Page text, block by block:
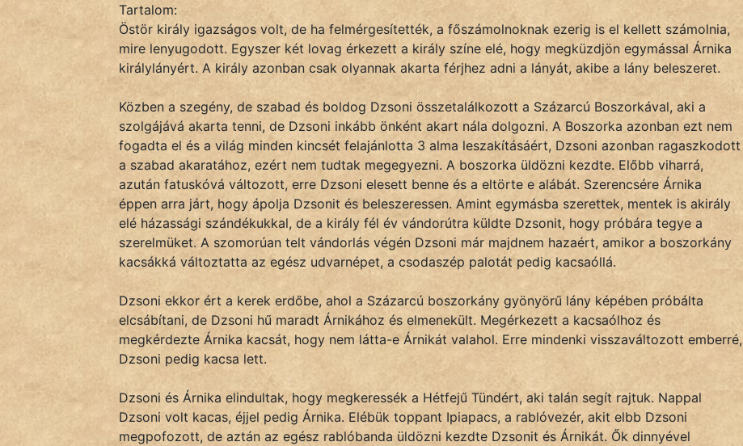
Regény
Vers
KÖZMONDÁS
Tartalom:
Östör király igazságos volt, de ha felmérgesítették, a főszámolnoknak ezerig is el kellett számolnia,
mire lenyugodott. Egyszer két lovag érkezett a király színe elé, hogy megküzdjön egymással Árnika
királylányért. A király azonban csak olyannak akarta férjhez adni a lányát, akibe a lány beleszeret.
Közben a szegény, de szabad és boldog Dzsoni összetalálkozott a Százarcú Boszorkával, aki a
szolgájává akarta tenni, de Dzsoni inkább önként akart nála dolgozni. A Boszorka azonban ezt nem
fogadta el és a világ minden kincsét felajánlotta 3 alma leszakításáért, Dzsoni azonban ragaszkodott
a szabad akaratához, ezért nem tudtak megegyezni. A boszorka üldözni kezdte. Előbb viharrá,
azután fatuskóvá változott, erre Dzsoni elesett benne és a eltörte e alábát. Szerencsére Árnika
éppen arra járt, hogy ápolja Dzsonit és beleszeressen. Amint egymásba szerettek, mentek is akirály
elé házassági szándékukkal, de a király fél év vándorútra küldte Dzsonit, hogy próbára tegye a
szerelmüket. A szomorúan telt vándorlás végén Dzsoni már majdnem hazaért, amikor a boszorkány
kacsákká változtatta az egész udvarnépet, a csodaszép palotát pedig kacsaóllá.
Dzsoni ekkor ért a kerek erdőbe, ahol a Százarcú boszorkány gyönyörű lány képében próbálta
elcsábítani, de Dzsoni hű maradt Árnikához és elmenekült. Megérkezett a kacsaólhoz és
megkérdezte Árnika kacsát, hogy nem látta-e Árnikát valahol. Erre mindenki visszaváltozott emberré,
Dzsoni pedig kacsa lett.
Dzsoni és Árnika elindultak, hogy megkeressék a Hétfejű Tündért, aki talán segít rajtuk. Nappal
Dzsoni volt kacas, éjjel pedig Árnika. Elébük toppant Ipiapacs, a rablóvezér, akit elbb Dzsoni
megpofozott, de aztán az egész rablóbanda üldözni kezdte Dzsonit és Árnikát. Ők dinnyével